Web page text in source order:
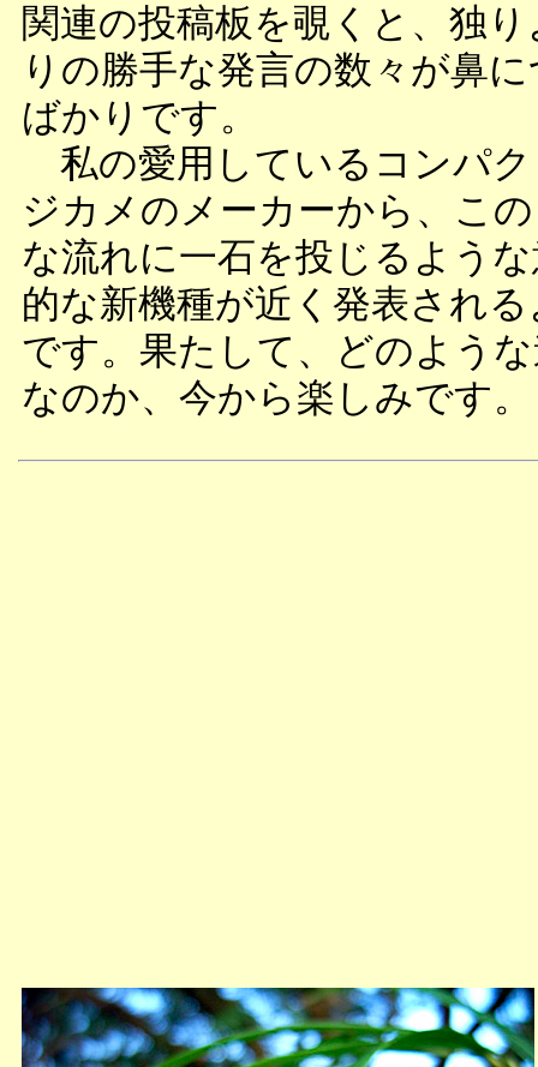
関連の投稿板を覗くと、独り
りの勝手な発言の数々が鼻
ばかりです。
私の愛用しているコンパ
ジカメのメーカーから、こ
な流れに一石を投じるよう
的な新機種が近く発表され
です。果たして、どのよう
なのか、今から楽しみです。